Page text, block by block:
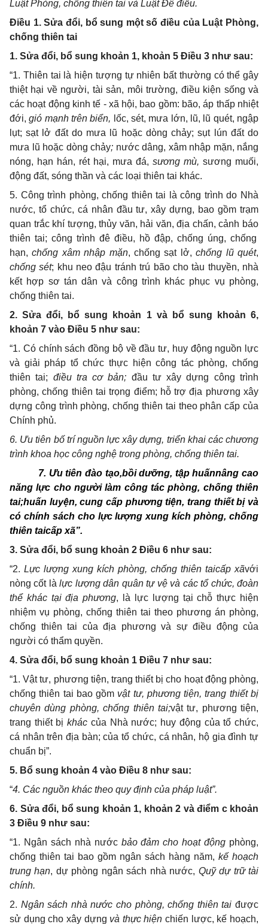
Luật Phòng, chống thiên tai và Luật Đê điều.
Điều 1. Sửa đổi, bổ sung một số điều của Luật Phòng,
chống thiên tai
1. Sửa đổi, bổ sung khoản 1, khoản 5 Điều 3 như sau:
“1. Thiên tai là hiện tượng tự nhiên bất thường có thể gây
thiệt hại về người, tài sản, môi trường, điều kiện sống và
các hoạt động kinh tế - xã hội, bao gồm: bão, áp thấp nhiệt
đới, gió mạnh trên biển, lốc, sét, mưa lớn, lũ, lũ quét, ngập
lụt; sạt lở đất do mưa lũ hoặc dòng chảy; sụt lún đất do
mưa lũ hoặc dòng chảy; nước dâng, xâm nhập mặn, nắng
nóng, hạn hán, rét hại, mưa đá, sương mù, sương muối,
động đất, sóng thần và các loại thiên tai khác.
5. Công trình phòng, chống thiên tai là công trình do Nhà
nước, tổ chức, cá nhân đầu tư, xây dựng, bao gồm trạm
quan trắc khí tượng, thủy văn, hải văn, địa chấn, cảnh báo
thiên tai; công trình đê điều, hồ đập, chống úng, chống
hạn,chống xâm nhập mặn, chống sạt lở,chống lũ quét,
chống sét; khu neo đậu tránh trú bão cho tàu thuyền, nhà
kết hợp sơ tán dân và công trình khác phục vụ phòng,
chống thiên tai.
2. Sửa đổi, bổ sung khoản 1 và bổ sung khoản 6,
khoản 7 vào Điều 5 như sau:
“1. Có chính sách đồng bộ về đầu tư, huy động nguồn lực
và giải pháp tổ chức thực hiện công tác phòng, chống
thiên tai; điều tra cơ bản; đầu tư xây dựng công trình
phòng, chống thiên tai trọng điểm; hỗ trợ địa phương xây
dựng công trình phòng, chống thiên tai theo phân cấp của
Chính phủ.
6. Ưu tiên bố trí nguồn lực xây dựng, triển khai các chương
trình khoa học công nghệ trong phòng, chống thiên tai.
7. Ưu tiên đào tạo,bồi dưỡng, tập huấnnâng cao
năng lực cho người làm công tác phòng, chống thiên
tai;huấn luyện, cung cấp phương tiện, trang thiết bị và
có chính sách cho lực lượng xung kích phòng, chống
thiên taicấp xã”.
3. Sửa đổi, bổ sung khoản 2 Điều 6 như sau:
“2. Lực lượng xung kích phòng, chống thiên taicấp xãvới
nòng cốt làlực lượng dân quân tự vệ và các tổ chức, đoàn
thể khác tại địa phương,
là lực lượng tại chỗ thực hiện
nhiệm vụ phòng, chống thiên tai theo phương án phòng,
chống thiên tai của địa phương và sự điều động của
người có thẩm quyền.
4. Sửa đổi, bổ sung khoản 1 Điều 7 như sau:
“1. Vật tư, phương tiện, trang thiết bị cho hoạt động phòng,
chống thiên tai bao gồm vật tư, phương tiện, trang thiết bị
chuyên dùng phòng, chống thiên tai;vật tư, phương tiện,
trang thiết bịkhác của Nhà nước; huy động của tổ chức,
cá nhân trên địa bàn; của tổ chức, cá nhân, hộ gia đình tự
chuẩn bị”.
5. Bổ sung khoản 4 vào Điều 8 như sau:
“4. Các nguồn khác theo quy định của pháp luật”.
6. Sửa đổi, bổ sung khoản 1, khoản 2 và điểm c khoản
3 Điều 9 như sau:
“1. Ngân sách nhà nước bảo đảm cho hoạt động phòng,
chống thiên tai bao gồm ngân sách hàng năm, kế hoạch
trung hạn, dự phòng ngân sách nhà nước, Quỹ dự trữ tài
chính.
2. Ngân sách nhà nước cho phòng, chống thiên taiđược
sử dụng cho xây dựng và thực hiện chiến lược, kế hoạch,